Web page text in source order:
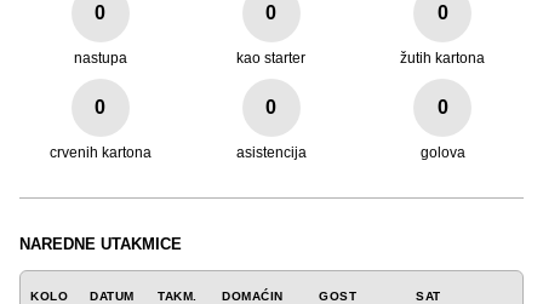
0
nastupa
0
kao starter
0
žutih kartona
0
crvenih kartona
0
asistencija
0
golova
NAREDNE UTAKMICE
KOLO DATUM TAKM. DOMAĆIN GOST SAT